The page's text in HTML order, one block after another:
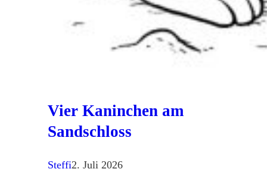
Vier Kaninchen am
Sandschloss
Steffi2. Juli 2026